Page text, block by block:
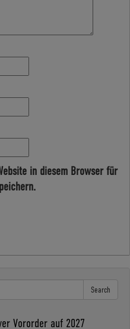
in diesem Browser für
Search
Vororder auf 2027